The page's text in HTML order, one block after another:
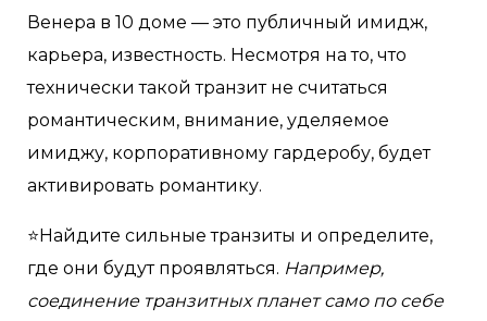
Венера в 10 доме — это публичный имидж,
карьера, известность. Несмотря на то, что
технически такой транзит не считаться
романтическим, внимание, уделяемое
имиджу, корпоративному гардеробу, будет
активировать романтику.
⭐️Найдите сильные транзиты и определите,
где они будут проявляться. Например,
соединение транзитных планет само по себе